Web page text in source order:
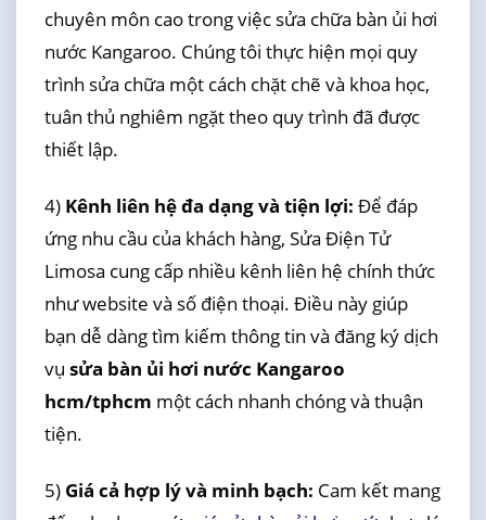
chuyên môn cao trong việc sửa chữa bàn ủi hơi
nước Kangaroo. Chúng tôi thực hiện mọi quy
trình sửa chữa một cách chặt chẽ và khoa học,
tuân thủ nghiêm ngặt theo quy trình đã được
thiết lập.
4) Kênh liên hệ đa dạng và tiện lợi: Để đáp
ứng nhu cầu của khách hàng, Sửa Điện Tử
Limosa cung cấp nhiều kênh liên hệ chính thức
như website và số điện thoại. Điều này giúp
bạn dễ dàng tìm kiếm thông tin và đăng ký dịch
vụ sửa bàn ủi hơi nước Kangaroo
hcm/tphcm một cách nhanh chóng và thuận
tiện.
5) Giá cả hợp lý và minh bạch: Cam kết mang